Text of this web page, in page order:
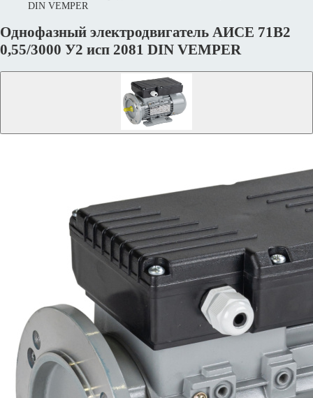
DIN VEMPER
Однофазный электродвигатель АИСЕ 71В2
0,55/3000 У2 исп 2081 DIN VEMPER